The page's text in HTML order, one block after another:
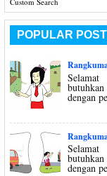
POPULAR
dengan
dengan